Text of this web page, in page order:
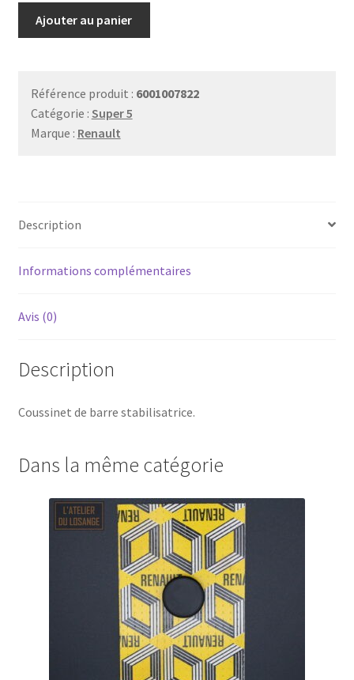
barre
stabilisatrice
Ajouter au panier
Référence produit : 6001007822
Catégorie : Super 5
Marque : Renault
Description
Informations complémentaires
Avis (0)
Description
Coussinet de barre stabilisatrice.
Dans la même catégorie